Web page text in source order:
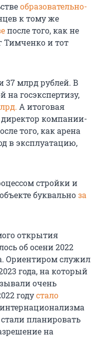
образовательно-
к тому же
после того, как не
Тимченко и тот
37 млрд рублей. В
на госэкспертизу,
А итоговая
директор компании-
того, как арена
в эксплуатацию,
стройки и
буквальноза
открытия
об осени 2022
Ориентиром служил
года, на который
очень
годустало
планировать
на